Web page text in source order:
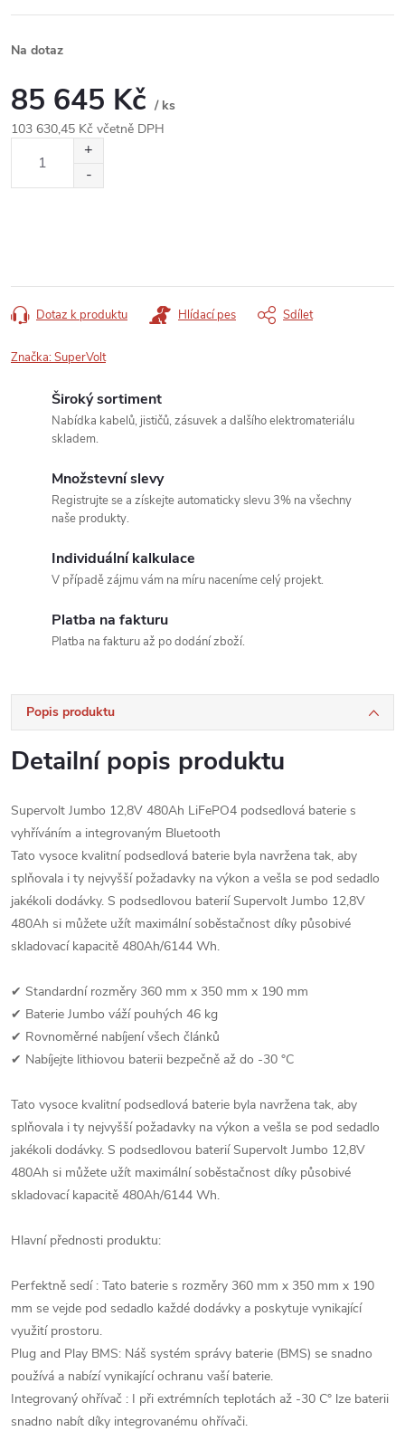
Na dotaz
85 645 Kč / ks
103 630,45 Kč včetně DPH
Dotaz k produktu Hlídací pes Sdílet
Značka:SuperVolt
Široký sortiment
Nabídka kabelů, jističů, zásuvek a dalšího elektromateriálu
skladem.
Množstevní slevy
Registrujte se a získejte automaticky slevu 3% na všechny
naše produkty.
Individuální kalkulace
V případě zájmu vám na míru naceníme celý projekt.
Platba na fakturu
Platba na fakturu až po dodání zboží.
Popis produktu
Detailní popis produktu
Supervolt Jumbo 12,8V 480Ah LiFePO4 podsedlová baterie s
vyhříváním a integrovaným Bluetooth
Tato vysoce kvalitní podsedlová baterie byla navržena tak, aby
splňovala i ty nejvyšší požadavky na výkon a vešla se pod sedadlo
jakékoli dodávky. S podsedlovou baterií Supervolt Jumbo 12,8V
480Ah si můžete užít maximální soběstačnost díky působivé
skladovací kapacitě 480Ah/6144 Wh.
✔ Standardní rozměry 360 mm x 350 mm x 190 mm
✔ Baterie Jumbo váží pouhých 46 kg
✔ Rovnoměrné nabíjení všech článků
✔ Nabíjejte lithiovou baterii bezpečně až do -30 °C
Tato vysoce kvalitní podsedlová baterie byla navržena tak, aby
splňovala i ty nejvyšší požadavky na výkon a vešla se pod sedadlo
jakékoli dodávky. S podsedlovou baterií Supervolt Jumbo 12,8V
480Ah si můžete užít maximální soběstačnost díky působivé
skladovací kapacitě 480Ah/6144 Wh.
Hlavní přednosti produktu:
Perfektně sedí : Tato baterie s rozměry 360 mm x 350 mm x 190
mm se vejde pod sedadlo každé dodávky a poskytuje vynikající
využití prostoru.
Plug and Play BMS: Náš systém správy baterie (BMS) se snadno
používá a nabízí vynikající ochranu vaší baterie.
Integrovaný ohřívač : I při extrémních teplotách až -30 C° lze baterii
snadno nabít díky integrovanému ohřívači.